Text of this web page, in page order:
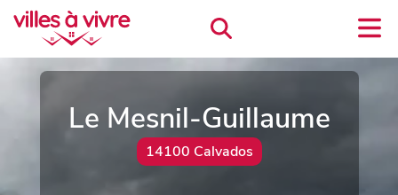
Le Mesnil-Guillaume
14100 Calvados